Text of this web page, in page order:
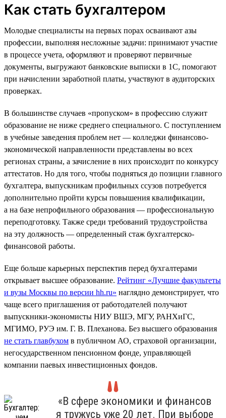
Как стать бухгалтером
Молодые специалисты на первых порах осваивают азы
профессии, выполняя несложные задачи: принимают участие
в процессе учета, оформляют и проверяют первичные
документы, выгружают банковские выписки в 1С, помогают
при начислении заработной платы, участвуют в аудиторских
проверках.
В большинстве случаев «пропуском» в профессию служит
образование не ниже среднего специального. С поступлением
в учебные заведения проблем нет — колледжи финансово-
экономической направленности представлены во всех
регионах страны, а зачисление в них происходит по конкурсу
аттестатов. Но для того, чтобы подняться до позиции главного
бухгалтера, выпускникам профильных ссузов потребуется
дополнительно пройти курсы повышения квалификации,
а на базе непрофильного образования — профессиональную
переподготовку. Также среди требований трудоустройства
на эту должность — определенный стаж бухгалтерско-
финансовой работы.
Еще больше карьерных перспектив перед бухгалтерами
открывает высшее образование. Рейтинг «Лучшие факультеты
и вузы Москвы по версии hh.ru» наглядно демонстрирует, что
чаще всего приглашения от работодателей получают
выпускники-экономисты НИУ ВШЭ, МГУ, РАНХиГС,
МГИМО, РУЭ им. Г. В. Плеханова. Без высшего образования
не стать главбухом в публичном АО, страховой организации,
негосударственном пенсионном фонде, управляющей
компании паевых инвестиционных фондов.
«В сфере экономики и финансов
я тружусь уже 20 лет. При выборе